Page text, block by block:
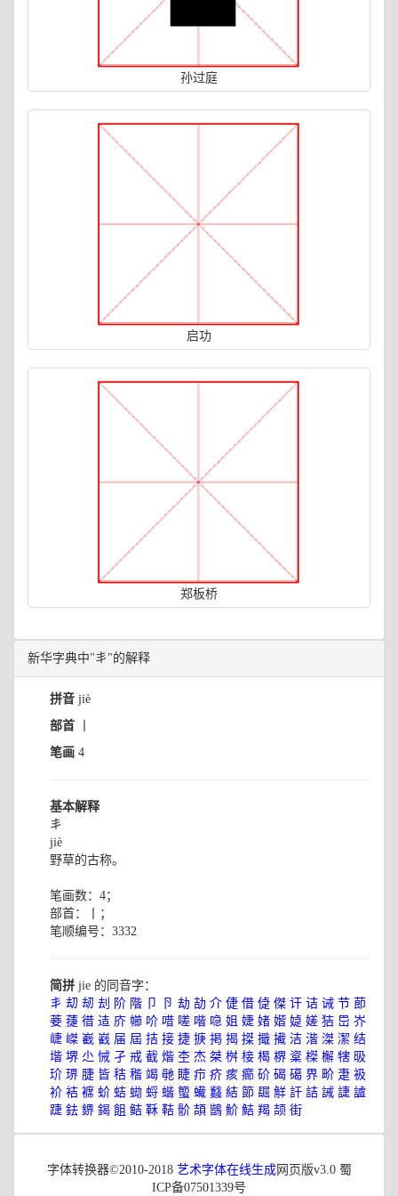
孙过庭
启功
郑板桥
新华字典中"丯"的解释
拼音 jiè
部首
笔画 4
基本解释
丯
jiè
野草的古称。
笔画数：4；
部首：丨；
笔顺编号：3332
简拼 jie 的同音字：
丯 刧 刼 刦 阶 階 卩 卪 劫 劼 介 倢 借 偼 傑 讦 诘 诫 节 莭
菨 蓵 徣 迼 庎 幯 吤 唶 嗟 喈 喼 姐 婕 媎 媘 媫 嫅 狤 岊 岕
崨 嵥 嶻 巀 届 屆 拮 接 捷 掶 掲 揭 搩 擑 擮 洁 湝 滐 潔 结
堦 堺 尐 悈 孑 戒 截 煯 杢 杰 桀 桝 椄 楬 楐 楶 榤 檞 犗 昅
玠 琾 脻 皆 秸 稭 竭 毑 睫 疖 疥 痎 癤 砎 碣 礍 界 畍 疌 衱
衸 袺 褯 蚧 蛣 蜐 蛶 蝔 蠞 蠘 蠽 結 節 镼 觧 訐 詰 誡 誱 謯
踕 鉣 鎅 鍻 飷 鲒 鞂 鞊 骱 頡 鶛 魪 鮚 羯 颉 街
字体转换器©2010-2018 艺术字体在线生成网页版v3.0 蜀
ICP备07501339号